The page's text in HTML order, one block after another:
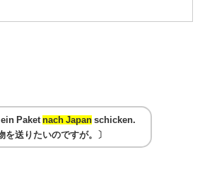
Paket nach Japanschicken.
を送りたいのですが。〕